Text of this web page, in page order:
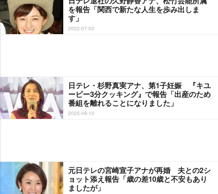
を報告「関西で新たな人生を歩み出しま
す」
2022-07-02
日テレ・杉野真実アナ、第1子妊娠 『キユ
ーピー3分クッキング』で報告「出産のため
番組を離れることになりました」
2025-09-10
元日テレの宮崎宣子アナが再婚 夫との2シ
ョット添え報告「歳の差10歳と不安もあり
ましたが」